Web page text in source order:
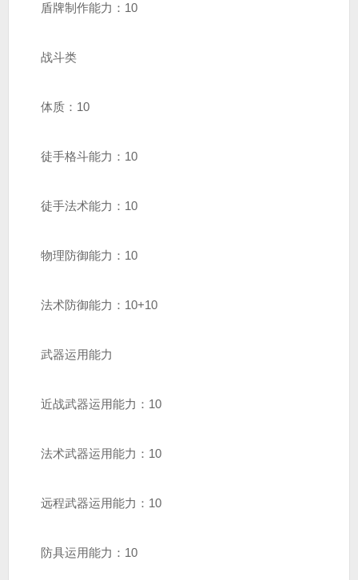
盾牌制作能力：10
战斗类
体质：10
徒手格斗能力：10
徒手法术能力：10
物理防御能力：10
法术防御能力：10+10
武器运用能力
近战武器运用能力：10
法术武器运用能力：10
远程武器运用能力：10
防具运用能力：10